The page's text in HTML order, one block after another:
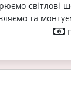
світлові
та